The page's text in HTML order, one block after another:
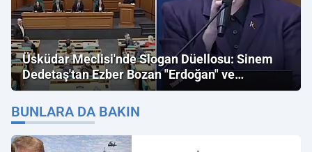
Üsküdar Meclisi'nde Slogan Düellosu: Sinem
Dedetaş'tan Ezber Bozan "Erdoğan" ve
"İmamoğlu" Çıkışı!
BUNLARA DA BAKIN